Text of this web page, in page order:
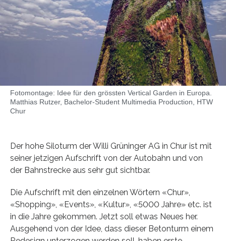
Fotomontage: Idee für den grössten Vertical Garden in Europa.
Matthias Rutzer, Bachelor-Student Multimedia Production, HTW
Chur
Der hohe Siloturm der Willi Grüninger AG in Chur ist mit
seiner jetzigen Aufschrift von der Autobahn und von
der Bahnstrecke aus sehr gut sichtbar.
Die Aufschrift mit den einzelnen Wörtern «Chur»,
«Shopping», «Events», «Kultur», «5000 Jahre» etc. ist
in die Jahre gekommen. Jetzt soll etwas Neues her.
Ausgehend von der Idee, dass dieser Betonturm einem